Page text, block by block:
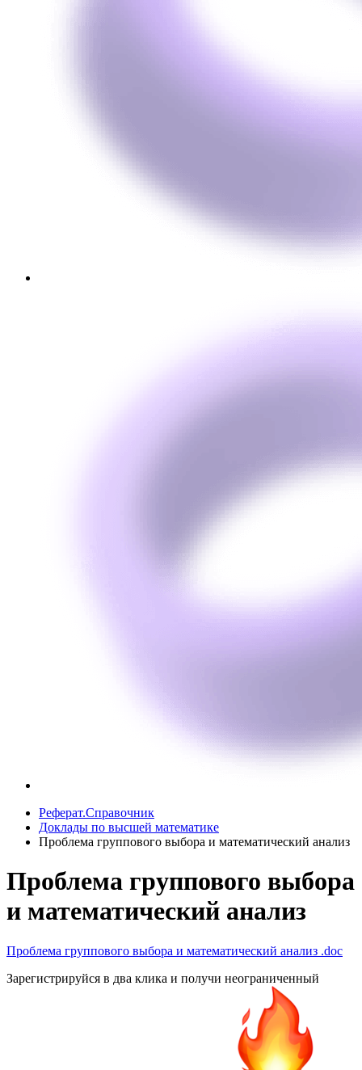
Реферат.Справочник
Доклады по высшей математике
Проблема группового выбора и математический анализ
Проблема группового выбора
и математический анализ
Проблема группового выбора и математический анализ .doc
Зарегистрируйся в два клика и получи неограниченный